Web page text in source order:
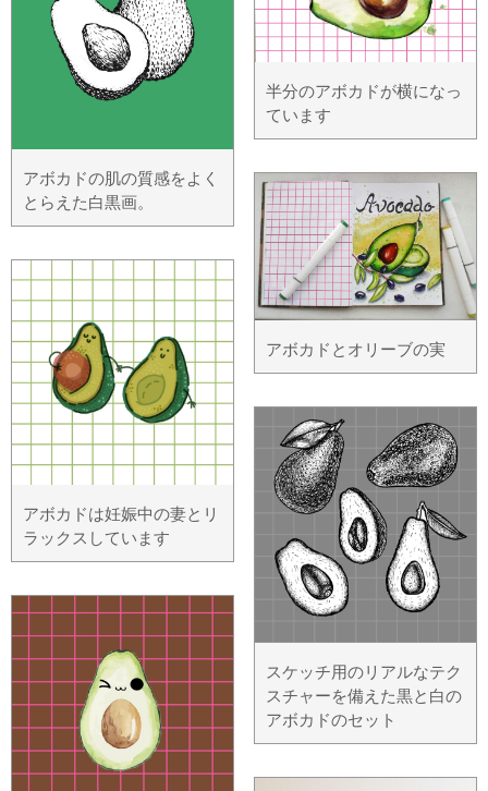
アボカドの肌の質感をよく
とらえた白黒画。
アボカドは妊娠中の妻とリ
ラックスしています
半分のアボカドが横になっ
ています
アボカドとオリーブの実
スケッチ用のリアルなテク
スチャーを備えた黒と白の
アボカドのセット